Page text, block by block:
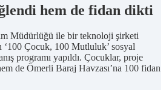
hem de fidan dikti
Müdürlüğü ile bir teknoloji şirketi
Çocuk, 100 Mutluluk’ sosyal
programı yapıldı. Çocuklar, proje
de Ömerli Baraj Havzası’na 100 fidan